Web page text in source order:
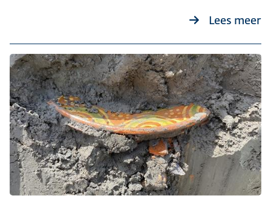
Lees meer